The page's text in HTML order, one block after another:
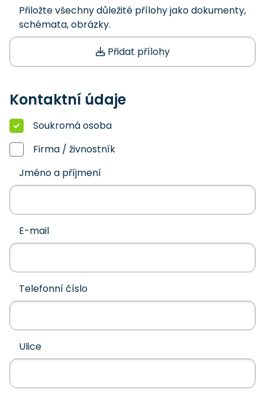
Přiložte všechny důležité přílohy jako dokumenty,
schémata, obrázky.
Přidat přílohy
Kontaktní údaje
Soukromá osoba
Firma / živnostník
Jméno a příjmení
E-mail
Telefonní číslo
Ulice